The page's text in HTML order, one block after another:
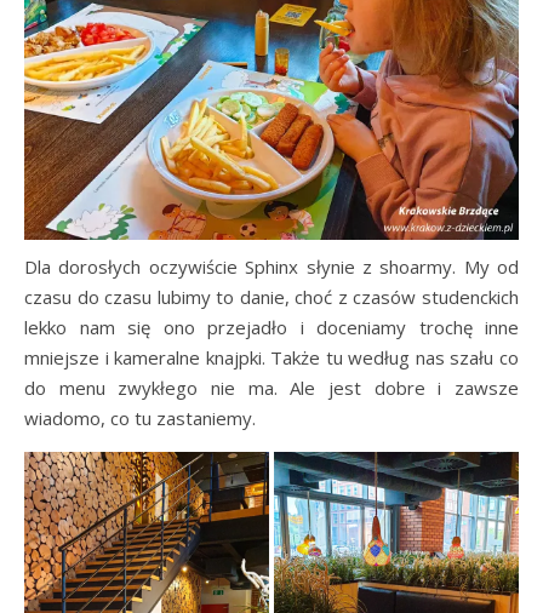
Dla dorosłych oczywiście Sphinx słynie z shoarmy. My od
czasu do czasu lubimy to danie, choć z czasów studenckich
lekko nam się ono przejadło i doceniamy trochę inne
mniejsze i kameralne knajpki. Także tu według nas szału co
do menu zwykłego nie ma. Ale jest dobre i zawsze
wiadomo, co tu zastaniemy.